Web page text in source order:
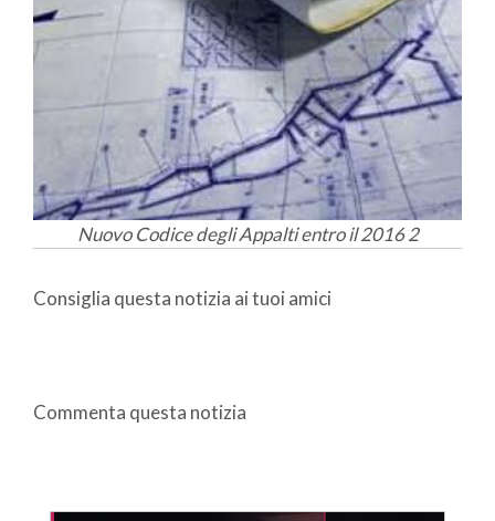
Nuovo Codice degli Appalti entro il 2016 2
Consiglia questa notizia ai tuoi amici
Commenta questa notizia